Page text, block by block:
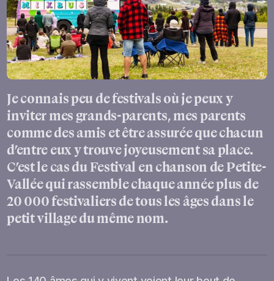
Je connais peu de festivals où je peux y
inviter mes grands-parents, mes parents
comme des amis et être assurée que chacun
d’entre eux y trouve joyeusement sa place.
C’est le cas du Festival en chanson de Petite-
Vallée qui rassemble chaque année plus de
20 000 festivaliers de tous les âges dans le
petit village du même nom.